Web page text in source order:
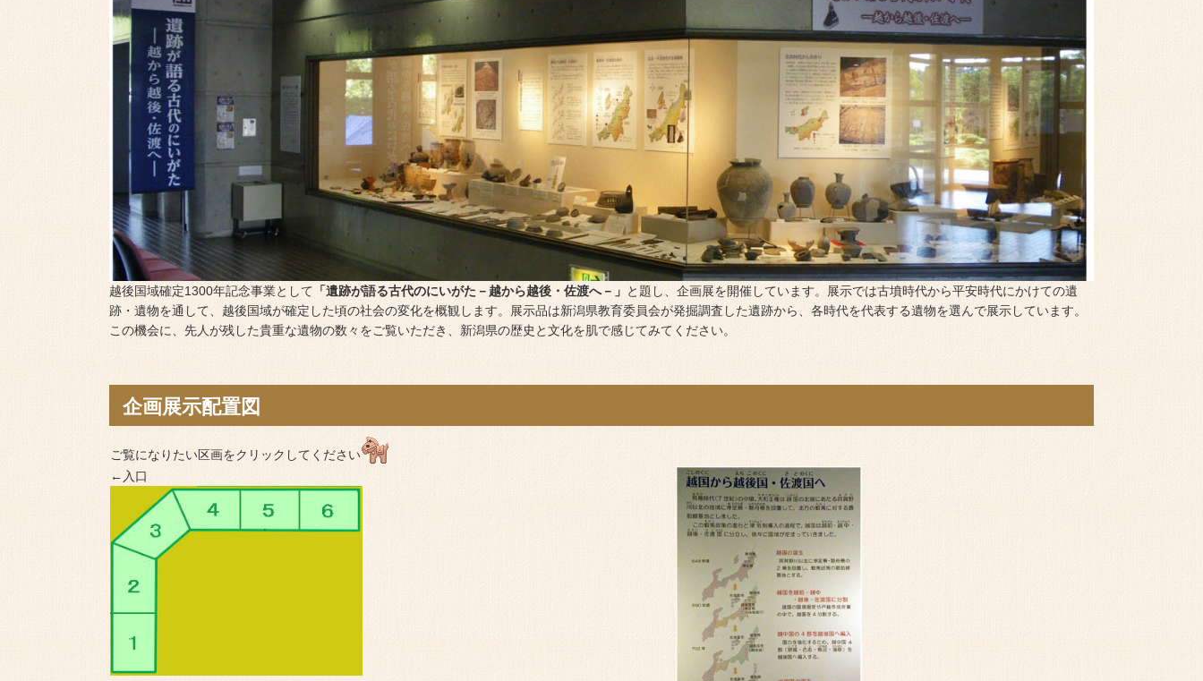
越後国域確定1300年記念事業として 「遺跡が語る古代のにいがた－越から越後・佐渡へ－」 と題し、企画展を開催しています。展示では古墳時代から平安時代にかけての遺
跡・遺物を通して、越後国域が確定した頃の社会の変化を概観します。展示品は新潟県教育委員会が発掘調査した遺跡から、各時代を代表する遺物を選んで展示しています。
この機会に、先人が残した貴重な遺物の数々をご覧いただき、新潟県の歴史と文化を肌で感じてみてください。
企画展示配置図
ご覧になりたい区画をクリックしてください
←入口